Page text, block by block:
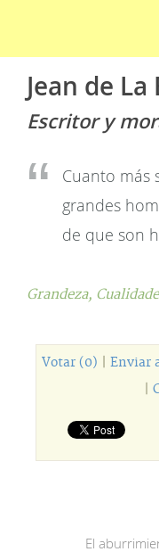
Jean de
Escritor y
Cuanto más
grandes
de que son
Grandeza,
Votar (0) Enviar
El